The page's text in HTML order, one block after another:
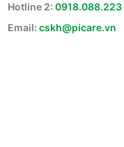
Hotline 2: 0918.088.223
Email: cskh@picare.vn